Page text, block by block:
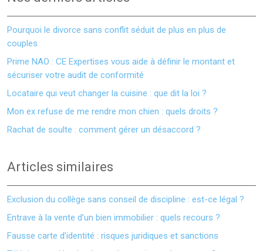
Pourquoi le divorce sans conflit séduit de plus en plus de
couples
Prime NAO : CE Expertises vous aide à définir le montant et
sécuriser votre audit de conformité
Locataire qui veut changer la cuisine : que dit la loi ?
Mon ex refuse de me rendre mon chien : quels droits ?
Rachat de soulte : comment gérer un désaccord ?
Articles similaires
Exclusion du collège sans conseil de discipline : est-ce légal ?
Entrave à la vente d’un bien immobilier : quels recours ?
Fausse carte d’identité : risques juridiques et sanctions